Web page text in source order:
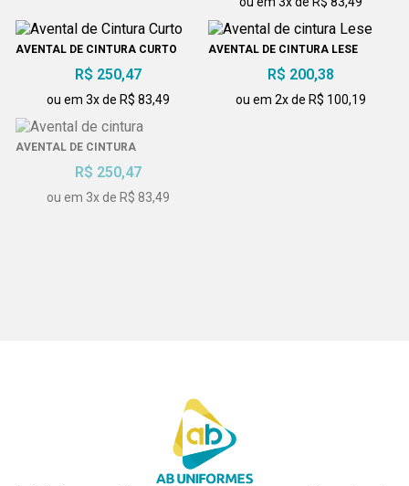
AVENTAL DE CINTURA CURTO
R$ 250,47
ou em 3x de R$ 83,49
AVENTAL DE CINTURA LESE
R$ 200,38
ou em 2x de R$ 100,19
AVENTAL DE CINTURA
R$ 250,47
ou em 3x de R$ 83,49